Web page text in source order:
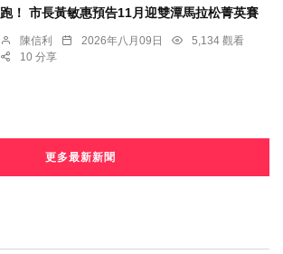
跑！ 市長黃敏惠預告11月迎雙潭馬拉松菁英賽
陳信利 2026年八月09日
5,134 觀看
10 分享
更多最新新聞